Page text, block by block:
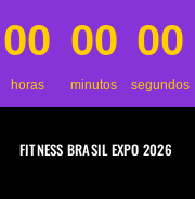
00
horas
00
minutos
00
segundos
FITNESS BRASIL EXPO 2026